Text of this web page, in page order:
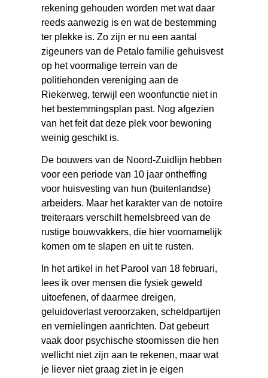
rekening gehouden worden met wat daar
reeds aanwezig is en wat de bestemming
ter plekke is. Zo zijn er nu een aantal
zigeuners van de Petalo familie gehuisvest
op het voormalige terrein van de
politiehonden vereniging aan de
Riekerweg, terwijl een woonfunctie niet in
het bestemmingsplan past. Nog afgezien
van het feit dat deze plek voor bewoning
weinig geschikt is.
De bouwers van de Noord-Zuidlijn hebben
voor een periode van 10 jaar ontheffing
voor huisvesting van hun (buitenlandse)
arbeiders. Maar het karakter van de notoire
treiteraars verschilt hemelsbreed van de
rustige bouwvakkers, die hier voornamelijk
komen om te slapen en uit te rusten.
In het artikel in het Parool van 18 februari,
lees ik over mensen die fysiek geweld
uitoefenen, of daarmee dreigen,
geluidoverlast veroorzaken, scheldpartijen
en vernielingen aanrichten. Dat gebeurt
vaak door psychische stoornissen die hen
wellicht niet zijn aan te rekenen, maar wat
je liever niet graag ziet in je eigen